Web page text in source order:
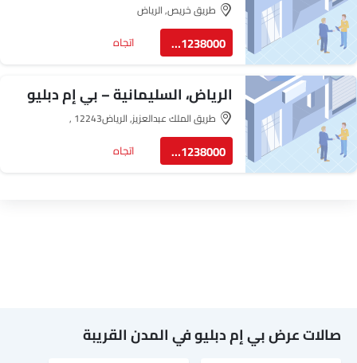
طريق خريص, الرياض‎
8001238000 اتجاه
الرياض، السليمانية – بي إم دبليو
طريق الملك عبدالعزيز, الرياض‎, 12243
8001238000 اتجاه
صالات عرض بي إم دبليو في المدن القريبة